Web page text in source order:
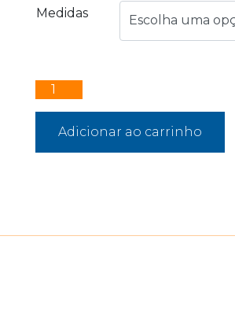
Medidas
Adicionar ao carrinho